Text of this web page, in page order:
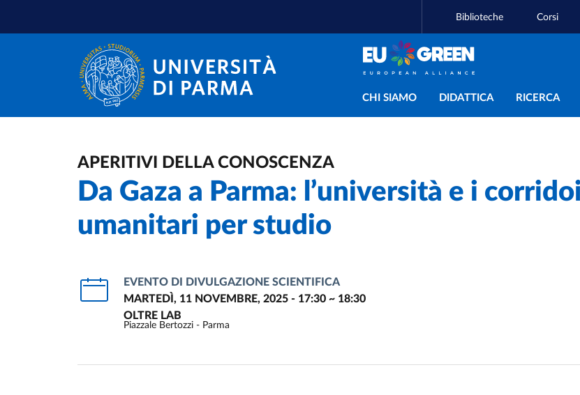
Biblioteche Corsi
Navigazione
CHI SIAMO DIDATTICA RICERCA
APERITIVI DELLA CONOSCENZA
Da Gaza a Parma: l’università e i corridoi
umanitari per studio
EVENTO DI DIVULGAZIONE SCIENTIFICA
MARTEDÌ, 11 NOVEMBRE, 2025 - 17:30 ~ 18:30
OLTRE LAB
Piazzale Bertozzi - Parma